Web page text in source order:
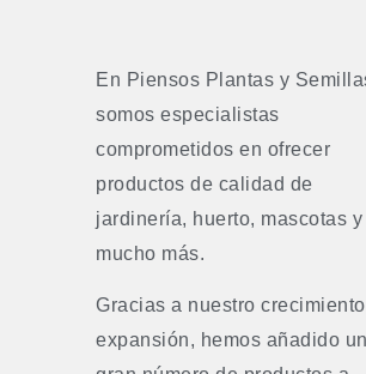
En Piensos Plantas y
somos especialistas
comprometidos en ofrecer
productos de calidad de
jardinería, huerto, mascotas y
mucho más.
Gracias a nuestro
expansión, hemos añadido un